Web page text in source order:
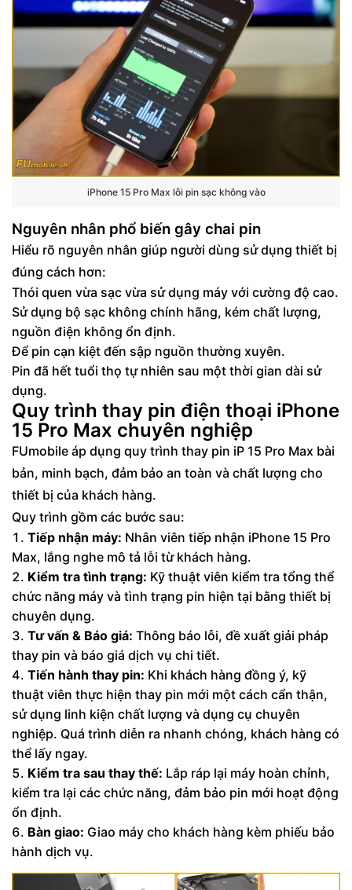
iPhone 15 Pro Max lỗi pin sạc không vào
Nguyên nhân phổ biến gây chai pin
Hiểu rõ nguyên nhân giúp người dùng sử dụng thiết bị
đúng cách hơn:
Thói quen vừa sạc vừa sử dụng máy với cường độ cao.
Sử dụng bộ sạc không chính hãng, kém chất lượng,
nguồn điện không ổn định.
Để pin cạn kiệt đến sập nguồn thường xuyên.
Pin đã hết tuổi thọ tự nhiên sau một thời gian dài sử
dụng.
Quy trình thay pin điện thoại iPhone
15 Pro Max chuyên nghiệp
FUmobile áp dụng quy trình thay pin iP 15 Pro Max bài
bản, minh bạch, đảm bảo an toàn và chất lượng cho
thiết bị của khách hàng.
Quy trình gồm các bước sau:
Tiếp nhận máy: Nhân viên tiếp nhận iPhone 15 Pro
Max, lắng nghe mô tả lỗi từ khách hàng.
Kiểm tra tình trạng: Kỹ thuật viên kiểm tra tổng thể
chức năng máy và tình trạng pin hiện tại bằng thiết bị
chuyên dụng.
Tư vấn & Báo giá: Thông báo lỗi, đề xuất giải pháp
thay pin và báo giá dịch vụ chi tiết.
Tiến hành thay pin: Khi khách hàng đồng ý, kỹ
thuật viên thực hiện thay pin mới một cách cẩn thận,
sử dụng linh kiện chất lượng và dụng cụ chuyên
nghiệp. Quá trình diễn ra nhanh chóng, khách hàng có
thể lấy ngay.
Kiểm tra sau thay thế: Lắp ráp lại máy hoàn chỉnh,
kiểm tra lại các chức năng, đảm bảo pin mới hoạt động
ổn định.
Bàn giao: Giao máy cho khách hàng kèm phiếu bảo
hành dịch vụ.